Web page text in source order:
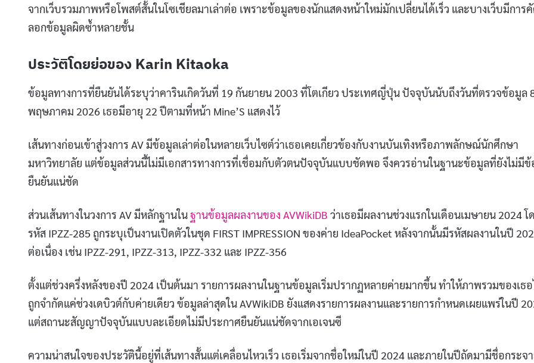
จากเว็บรวมภาพหรือโพสต์สั้นในโซเชียลมาเล่าต่อ เพราะข้อมูลของนักแสดงหน้าใหม่มักเปลี่ยนได้เร็ว และบางเว็บมีการ
ลอกข้อมูลผิดซ้ำหลายชั้น
ประวัติโดยย่อของ Karin Kitaoka
ข้อมูลทางการที่ยืนยันได้ระบุว่าคารินเกิดวันที่ 19 กันยายน 2003 ที่โตเกียว ประเทศญี่ปุ่น ปัจจุบันนับถึงวันที่ตรวจข้อมูล
พฤษภาคม 2026 เธอมีอายุ 22 ปีตามที่หน้า Mine’S แสดงไว้
เส้นทางก่อนเข้าสู่วงการ AV มีข้อมูลเล่าต่อในหลายเว็บไซต์ว่าเธอเคยเกี่ยวข้องกับงานบันเทิงหรือภาพลักษณ์นักศึกษา
มหาวิทยาลัย แต่ข้อมูลส่วนนี้ไม่มีเอกสารทางการที่เชื่อมกับตัวตนปัจจุบันแบบชัดพอ จึงควรอ่านในฐานะข้อมูลที่ยังไม่มี
ยืนยันแน่ชัด
ส่วนเส้นทางในวงการ AV มีหลักฐานในฐานข้อมูลผลงานของ AVWikiDB ว่าเธอมีผลงานช่วงแรกในเดือนเมษายน 2024 โ
รหัส IPZZ-285 ถูกระบุเป็นงานเปิดตัวในชุด FIRST IMPRESSION ของค่าย IdeaPocket หลังจากนั้นมีรหัสผลงานในปี
ต่อเนื่อง เช่น IPZZ-291, IPZZ-313, IPZZ-332 และ IPZZ-356
ตั้งแต่ช่วงครึ่งหลังของปี 2024 เป็นต้นมา รายการผลงานในฐานข้อมูลเริ่มปรากฏหลายค่ายมากขึ้น ทำให้ภาพรวมของเธอ
ถูกจำกัดแค่ช่วงเดบิวต์กับค่ายเดียว ข้อมูลล่าสุดใน AVWikiDB ยังแสดงรายการผลงานและรายการกำหนดเผยแพร่ในปี
แต่สถานะสัญญาปัจจุบันแบบละเอียดไม่มีประกาศยืนยันแน่ชัดจากเอเจนซี
ความน่าสนใจของประวัตินี้อยู่ที่เส้นทางสั้นแต่เคลื่อนไหวเร็ว เธอเริ่มจากชื่อใหม่ในปี 2024 และภายในปีถัดมามีชื่อกระจ